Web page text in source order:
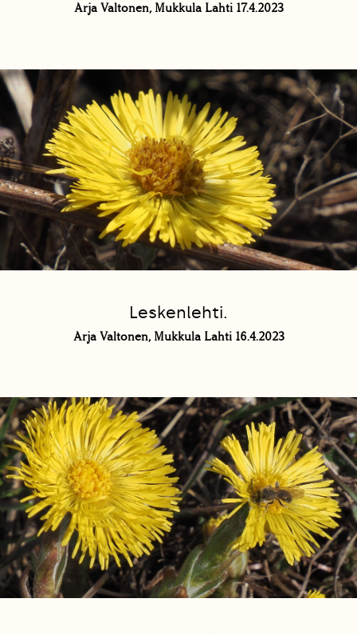
Arja Valtonen, Mukkula Lahti 17.4.2023
Leskenlehti.
Arja Valtonen, Mukkula Lahti 16.4.2023